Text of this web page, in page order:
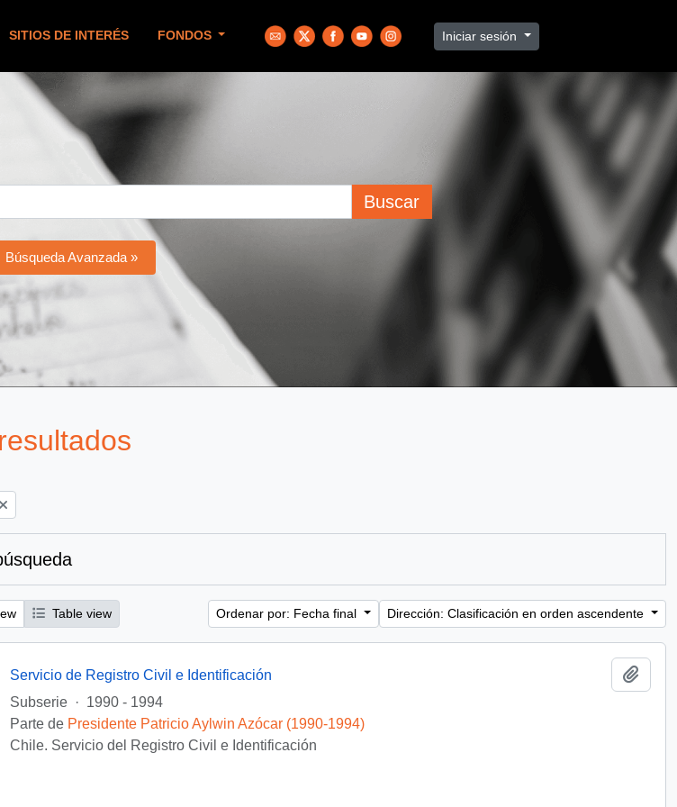
SITIOS DE INTERÉS FONDOS Iniciar sesión
Buscar
Búsqueda Avanzada »
Table view Ordenar por: Fecha final Dirección: Clasificación en orden ascendente
Servicio de Registro Civil e Identificación
Subserie
· 1990 - 1994
Parte de Presidente Patricio Aylwin Azócar (1990-1994)
Chile. Servicio del Registro Civil e Identificación